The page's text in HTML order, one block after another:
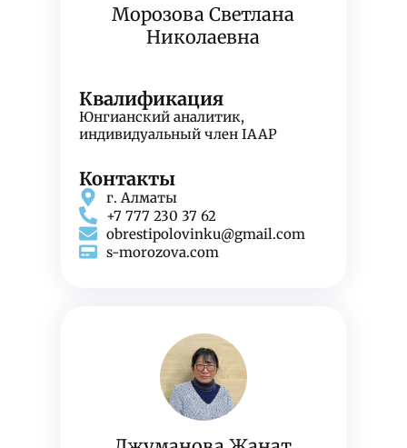
Морозова Светлана
Николаевна
Квалификация
Юнгианский аналитик,
индивидуальный член IAAP
Контакты
г. Алматы
+7 777 230 37 62
obrestipolovinku@gmail.com
s-morozova.com